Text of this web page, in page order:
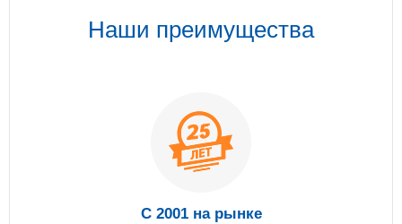
Наши преимущества
С 2001 на рынке